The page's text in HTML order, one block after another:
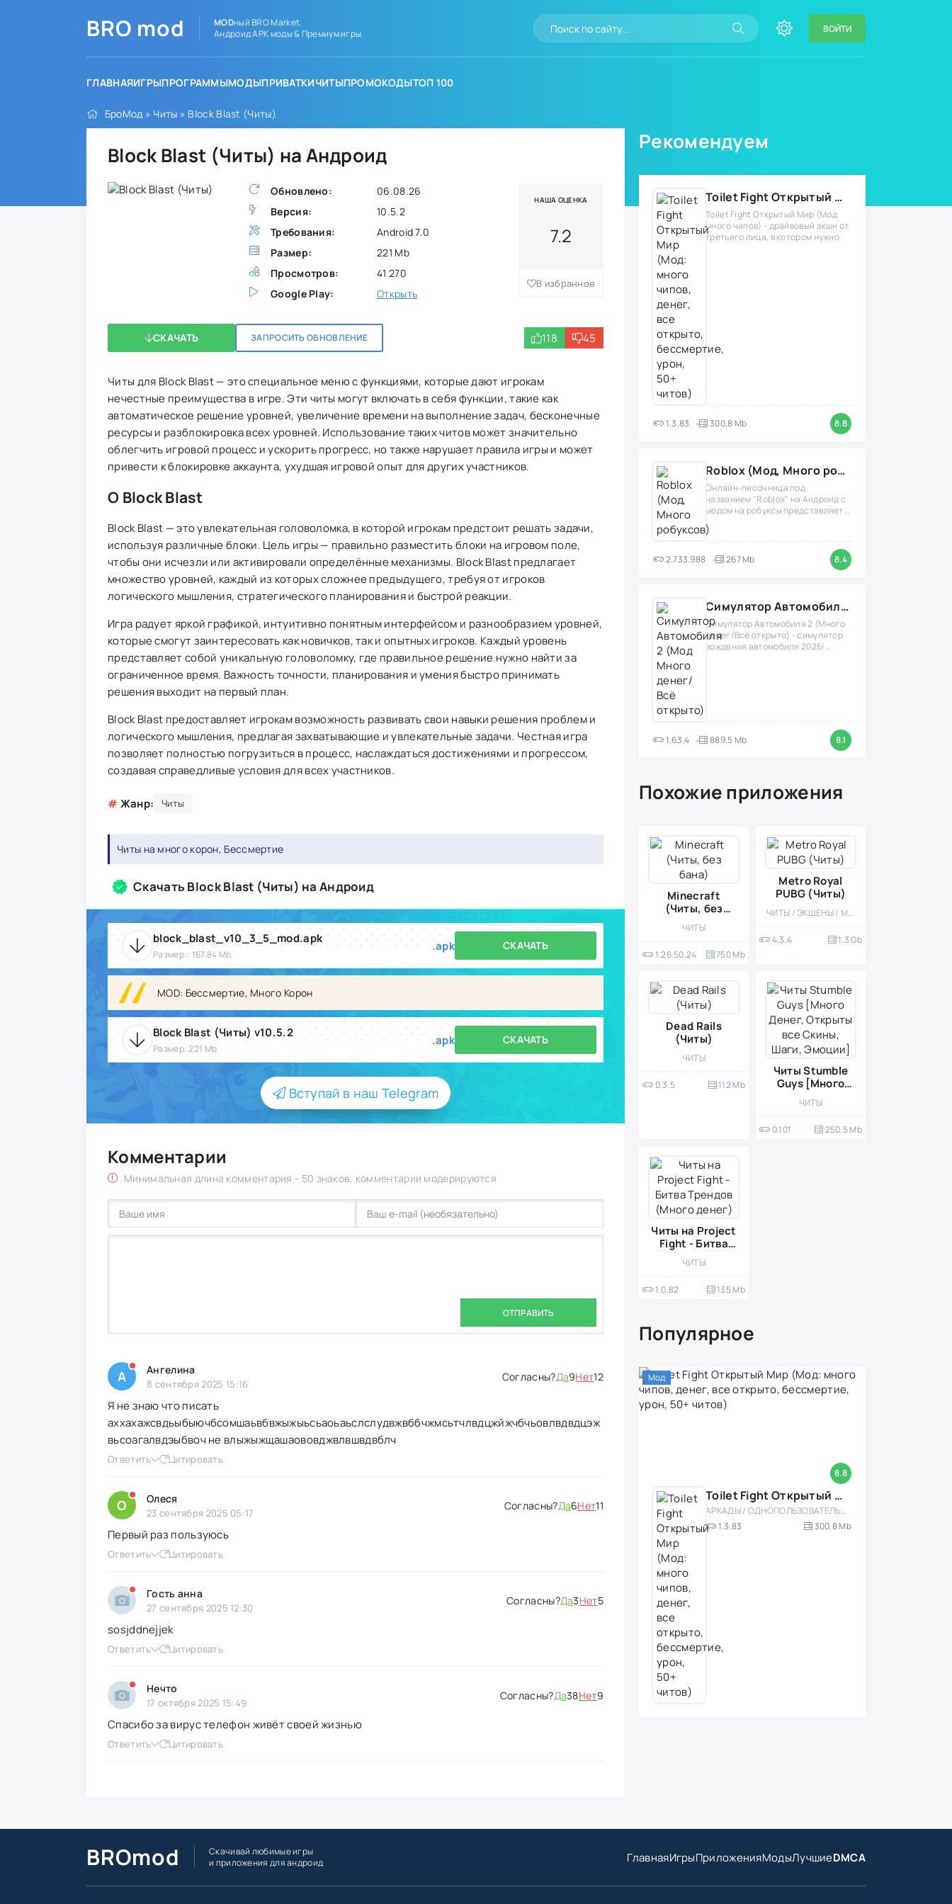
BRO mod MODный BRO Market.
Андроид APK моды & Премиум игры.
ВОЙТИ
ГЛАВНАЯИГРЫПРОГРАММЫМОДЫПРИВАТКИЧИТЫПРОМОКОДЫТОП 100
БроМод » Читы » Block Blast (Читы)
Block Blast (Читы) на Андроид
Обновлено:
06.08.26
Версия:
10.5.2
Требования:
Android 7.0
Размер:
221 Mb
Просмотров:
41 270
Google Play:
Открыть
НАША ОЦЕНКА
7.2
В избранное
СКАЧАТЬ ЗАПРОСИТЬ ОБНОВЛЕНИЕ 118 45
Читы для Block Blast — это специальное меню с функциями, которые дают игрокам
нечестные преимущества в игре. Эти читы могут включать в себя функции, такие как
автоматическое решение уровней, увеличение времени на выполнение задач, бесконечные
ресурсы и разблокировка всех уровней. Использование таких читов может значительно
облегчить игровой процесс и ускорить прогресс, но также нарушает правила игры и может
привести к блокировке аккаунта, ухудшая игровой опыт для других участников.
О Block Blast
Block Blast — это увлекательная головоломка, в которой игрокам предстоит решать задачи,
используя различные блоки. Цель игры — правильно разместить блоки на игровом поле,
чтобы они исчезли или активировали определённые механизмы. Block Blast предлагает
множество уровней, каждый из которых сложнее предыдущего, требуя от игроков
логического мышления, стратегического планирования и быстрой реакции.
Игра радует яркой графикой, интуитивно понятным интерфейсом и разнообразием уровней,
которые смогут заинтересовать как новичков, так и опытных игроков. Каждый уровень
представляет собой уникальную головоломку, где правильное решение нужно найти за
ограниченное время. Важность точности, планирования и умения быстро принимать
решения выходит на первый план.
Block Blast предоставляет игрокам возможность развивать свои навыки решения проблем и
логического мышления, предлагая захватывающие и увлекательные задачи. Честная игра
позволяет полностью погрузиться в процесс, наслаждаться достижениями и прогрессом,
создавая справедливые условия для всех участников.
# Жанр: Читы
Читы на много корон, Бессмертие
Скачать Block Blast (Читы) на Андроид
block_blast_v10_3_5_mod.apk
Размер:: 167.84 Mb,
.apk СКАЧАТЬ
MOD: Бессмертие, Много Корон
Block Blast (Читы) v10.5.2
Размер: 221 Mb
.apk СКАЧАТЬ
Вступай в наш Telegram
Комментарии
Минимальная длина комментария - 50 знаков. комментарии модерируются
ОТПРАВИТЬ
А Ангелина
8 сентября 2025 15:16
Да9Нет12
Я не знаю что писать
аххахажсвдьыбыючбсомшаьвбвжыжыьсьаоьаьслслудвжвббчжмсьтчлвдцжйжчбчьовлвдвдцэж
вьсоагалвдэыбвоч не влыжыжщашаововджвлвшвдвблч
Ответить Цитировать
О Олеся
23 сентября 2025 05:17
Да6Нет11
Первый раз пользуюсь
Ответить Цитировать
Гость анна
27 сентября 2025 12:30
Да3Нет5
sosjddnejjek
Ответить Цитировать
Нечто
17 октября 2025 15:49
Да38Нет9
Спасибо за вирус телефон живёт своей жизнью
Ответить Цитировать
Рекомендуем
Toilet Fight Открытый Мир (Мод: много чипов, денег, все открыто, бессмертие, урон, 50+ читов)
Toilet Fight Открытый Мир (Мод
много чипов) - драйвовый экшн от
третьего лица, в котором нужно
1.3.83 300,8 Mb 8.8
Roblox (Мод, Много робуксов)
Онлайн-песочница под
названием "Roblox" на Андроид с
модом на робуксы представляет
собой
2.733.988 267 Mb 8.4
Симулятор Автомобиля 2 (Мод Много денег/Всё открыто)
Симулятор Автомобиля 2 (Много
денег/Всё открыто) - симулятор
вождения автомобиля 2026!
1.63.4 889.5 Mb 8.1
Похожие приложения
Minecraft
(Читы, без
бана)
ЧИТЫ
1.26.50.24 750 Mb
Metro Royal
PUBG (Читы)
ЧИТЫ / ЭКШЕНЫ / МНОГОПОЛЬЗОВАТЕЛЬСКАЯ / МОД
4.3.4 1.3 Gb
Dead Rails
(Читы)
ЧИТЫ
0.3.5 112 Mb
Читы Stumble
Guys [Много
Денег, Открыты
все Скины,
ЧИТЫ
0.101 250.5 Mb
Читы на Project
Fight - Битва
Трендов (Много
денег)
ЧИТЫ
1.0.82 135 Mb
Популярное
8.8
Мод
Toilet Fight Открытый Мир (Мод: много чипов, денег, все открыто, бессмертие, урон, 50+ читов)
АРКАДЫ / ОДНОПОЛЬЗОВАТЕЛЬСКИЕ / ОФЛАЙН / МОД / РОЛЕВЫЕ / ШУТЕРЫ / ОТКРЫТЫЙ МИР / ВСТРОЕННЫЙ КЕШ / 3D / ЭКШЕНЫ / ТУАЛЕТНЫЕ ВОЙНЫ / ДЛЯ ДЕТЕЙ
1.3.83
300,8 Mb
BROmod
Скачивай любимые игры
и приложения для андроид
ГлавнаяИгрыПриложенияМодыЛучшиеDMCA